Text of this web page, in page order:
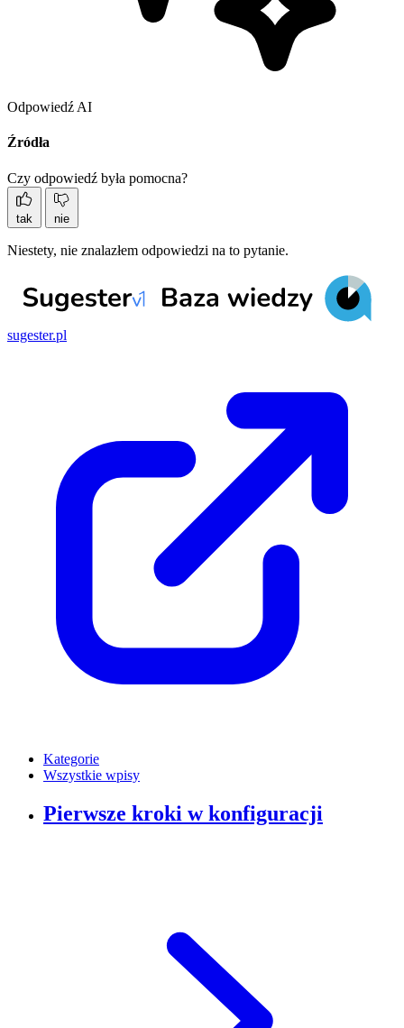
Odpowiedź AI
Źródła
Czy odpowiedź była pomocna?
tak nie
Niestety, nie znalazłem odpowiedzi na to pytanie.
sugester.pl
Kategorie
Wszystkie wpisy
Pierwsze kroki w konfiguracji